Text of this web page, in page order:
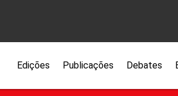
Edições Publicações Debates